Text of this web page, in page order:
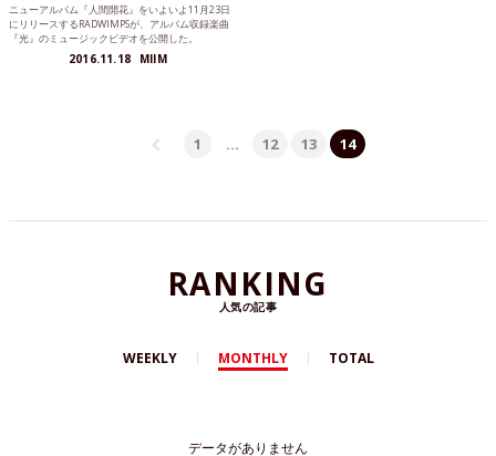
ニューアルバム『人間開花』をいよいよ11月23日
にリリースするRADWIMPSが、アルバム収録楽曲
『光』のミュージックビデオを公開した。
2016.11.18 MIIM
1 … 12 13 14
RANKING
人気の記事
WEEKLY MONTHLY TOTAL
データがありません